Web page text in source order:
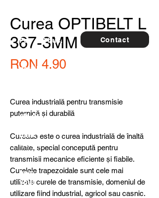
Curea OPTIBELT L
367-3MM
RON 4.90Price
Curea industrială pentru transmisie
puternică și durabilă
Cureaua este o curea industrială de înaltă
calitate, special concepută pentru
transmisii mecanice eficiente și fiabile.
Curelele trapezoidale sunt cele mai
utilizate curele de transmisie, domeniul de
utilizare fiind industrial, agricol sau casnic.
Contact
For
furthe
r
detail
produ
cts or
ltancy
we are
here
to
help
you!
5 buc.